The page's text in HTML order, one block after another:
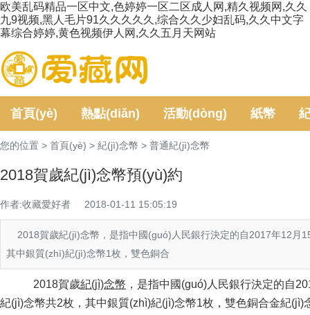
欧美乱码精品一区中文,色婷婷一区二区成人网,精久视频网,久久
九9视频,黑人毛片91久久久久久,综合久久少妇乱码,久久中文字
幕综合婷婷,黄色视频伊人网,久久五月天网站
首頁(yè) 熱點(diǎn) 活動(dòng) 紙幣
定
您的位置 > 首頁(yè) > 紀(jì)念幣 > 普通紀(jì)念幣
2018賀歲紀(jì)念幣預(yù)約
作者:收藏愛好者 2018-01-11 15:05:19
2018賀歲紀(jì)念幣，是指中國(guó)人民銀行決定的自2017年12月
其中銀質(zhì)紀(jì)念幣1枚，雙色銅合
2018賀歲紀(jì)念幣 ，是指中國(guó)人民銀行決定的
紀(jì)念幣共2枚，其中銀質(zhì)紀(jì)念幣1枚，雙色銅合金紀